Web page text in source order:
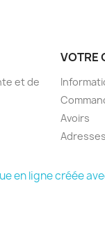
et de
VOTRE
Avoirs
Adresses
en ligne créée